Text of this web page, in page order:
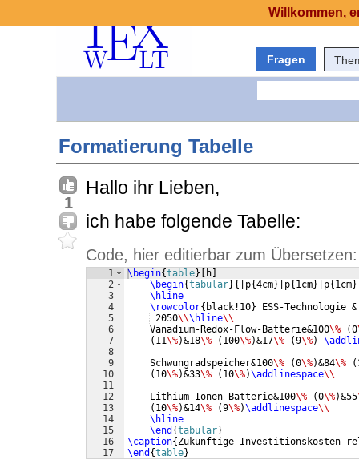
Fragen
Formatierung Tabelle
1
Hallo ihr Lieben,
ich habe folgende Tabelle:
Code, hier editierbar zum Übersetzen:
1
2
3
4
5
6
7
8
9
10
11
12
13
14
15
16
17
\begin{table} h
\begin{tabular}{ |p{4cm} |p{ 1cm} |p{ 1cm}
\hline
\rowcolor{ black!10} ESS-Technologie
2050\\\hline\\
    Vanadium-Redox-Flow-Batterie&100
\% (0
( 11\%)&18\% ( 100\%)&17\% (9\%)
    Schwungradspeicher&100
\% (0\%)&84\% (
( 10\%)&33\% ( 10\%)\addlinespace\\
    Lithium-Ionen-Batterie&100
\% (0\%)&55
( 10\%)&14\% (9\%)\addlinespace\\
\hline
\end {tabular}
\caption{ Zukünftige Investitionskosten
\end {table}
Willkommen,